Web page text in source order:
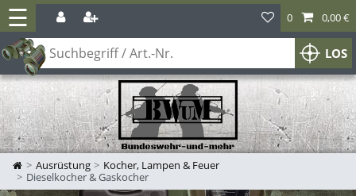
☰
LOS
0 0,00 €
Ausrüstung
Kocher, Lampen & Feuer
Dieselkocher & Gaskocher